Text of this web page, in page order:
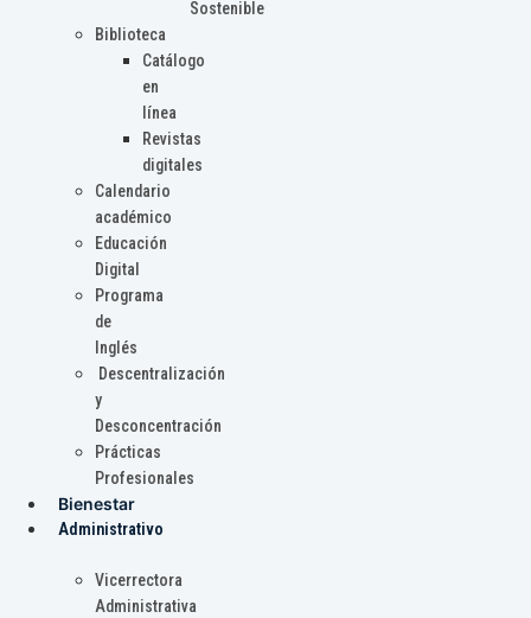
Sostenible
Biblioteca
Catálogo
en
línea
Revistas
digitales
Calendario
académico
Educación
Digital
Programa
de
Inglés
Descentralización
y
Desconcentración
Prácticas
Profesionales
Bienestar
Administrativo
Vicerrectora
Administrativa